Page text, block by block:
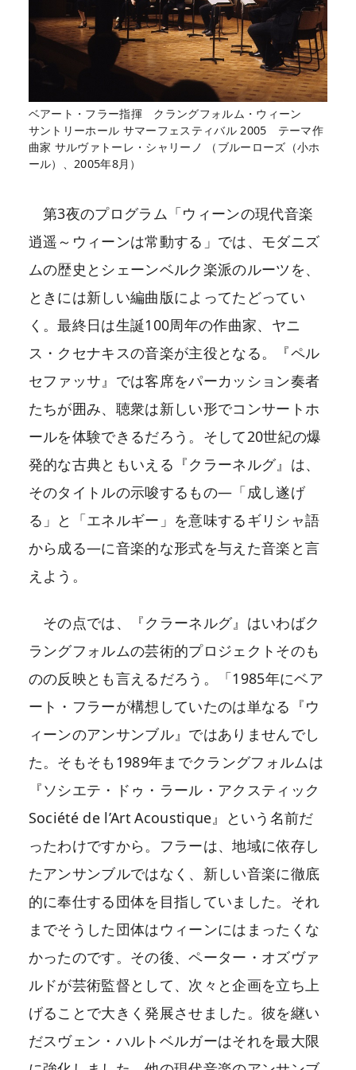
ベアート・フラー指揮 クラングフォルム・ウィーン
サントリーホール サマーフェスティバル 2005 テーマ作
曲家 サルヴァトーレ・シャリーノ （ブルーローズ（小ホ
ール）、2005年8月）
第3夜のプログラム「ウィーンの現代音楽
逍遥～ウィーンは常動する」では、モダニズ
ムの歴史とシェーンベルク楽派のルーツを、
ときには新しい編曲版によってたどってい
く。最終日は生誕100周年の作曲家、ヤニ
ス・クセナキスの音楽が主役となる。『ペル
セファッサ』では客席をパーカッション奏者
たちが囲み、聴衆は新しい形でコンサートホ
ールを体験できるだろう。そして20世紀の爆
発的な古典ともいえる『クラーネルグ』は、
そのタイトルの示唆するもの―「成し遂げ
る」と「エネルギー」を意味するギリシャ語
から成る―に音楽的な形式を与えた音楽と言
えよう。
その点では、『クラーネルグ』はいわばク
ラングフォルムの芸術的プロジェクトそのも
のの反映とも言えるだろう。「1985年にベア
ート・フラーが構想していたのは単なる『ウ
ィーンのアンサンブル』ではありませんでし
た。そもそも1989年までクラングフォルムは
『ソシエテ・ドゥ・ラール・アクスティック
Société de l’Art Acoustique』という名前だ
ったわけですから。フラーは、地域に依存し
たアンサンブルではなく、新しい音楽に徹底
的に奉仕する団体を目指していました。それ
までそうした団体はウィーンにはまったくな
かったのです。その後、ペーター・オズヴァ
ルドが芸術監督として、次々と企画を立ち上
げることで大きく発展させました。彼を継い
だスヴェン・ハルトベルガーはそれを最大限